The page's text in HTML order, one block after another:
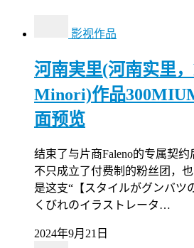
影视作品
河南実里(河南实里
Minori)作品
面预览
结束了与片商Faleno的专属契
不只成立了付费制的粉丝团，
是这支“【スタイルがグンバツ
くびれのイラストレータ…
2024年9月21日